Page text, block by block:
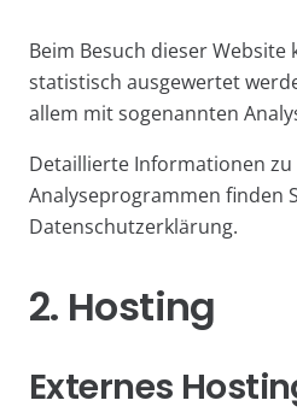
Beim Besuch dieser
statistisch ausgewertet
allem mit sogenannten
Detaillierte Informationen zu
Analyseprogrammen finden
Datenschutzerklärung.
2. Hosting
Externes